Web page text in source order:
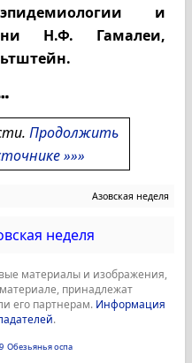
и
Н.Ф. Гамалеи,
Продолжить
»»»
Азовская неделя
неделя
материалы и изображения,
принадлежат
его партнерам. Информация
.
Обезьянья оспа